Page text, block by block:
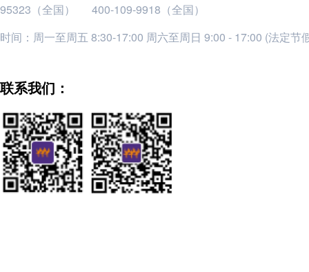
95323（全国）
400-109-9918（全国）
时间：周一至周五 8:30-17:00 周六至周日 9:00 - 17:00 (法定节
联系我们：